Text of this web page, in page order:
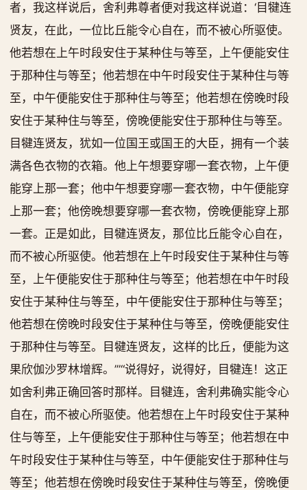
者，我这样说后，舍利弗尊者便对我这样说道：‘目犍连
贤友，在此，一位比丘能令心自在，而不被心所驱使。
他若想在上午时段安住于某种住与等至，上午便能安住
于那种住与等至；他若想在中午时段安住于某种住与等
至，中午便能安住于那种住与等至；他若想在傍晚时段
安住于某种住与等至，傍晚便能安住于那种住与等至。
目犍连贤友，犹如一位国王或国王的大臣，拥有一个装
满各色衣物的衣箱。他上午想要穿哪一套衣物，上午便
能穿上那一套；他中午想要穿哪一套衣物，中午便能穿
上那一套；他傍晚想要穿哪一套衣物，傍晚便能穿上那
一套。正是如此，目犍连贤友，那位比丘能令心自在，
而不被心所驱使。他若想在上午时段安住于某种住与等
至，上午便能安住于那种住与等至；他若想在中午时段
安住于某种住与等至，中午便能安住于那种住与等至；
他若想在傍晚时段安住于某种住与等至，傍晚便能安住
于那种住与等至。目犍连贤友，这样的比丘，便能为这
果欣伽沙罗林增辉。’”“说得好，说得好，目犍连！这正
如舍利弗正确回答时那样。目犍连，舍利弗确实能令心
自在，而不被心所驱使。他若想在上午时段安住于某种
住与等至，上午便能安住于那种住与等至；他若想在中
午时段安住于某种住与等至，中午便能安住于那种住与
等至；他若想在傍晚时段安住于某种住与等至，傍晚便